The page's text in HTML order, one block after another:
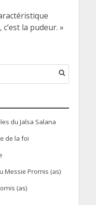
la pudeur. »
du Jalsa Salana
de la foi
Messie Promis (as)
(as)